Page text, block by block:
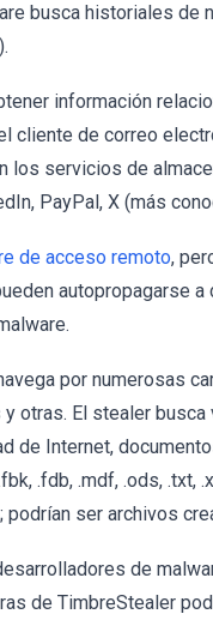
busca historiales de
información
cliente de correo
los servicios de
PayPal, X (más
de acceso remoto,
autopropagarse
por numerosas
otras. El stealer
de Internet,
.fdb, .mdf, .ods,
ser archivos
de
de TimbreStealer